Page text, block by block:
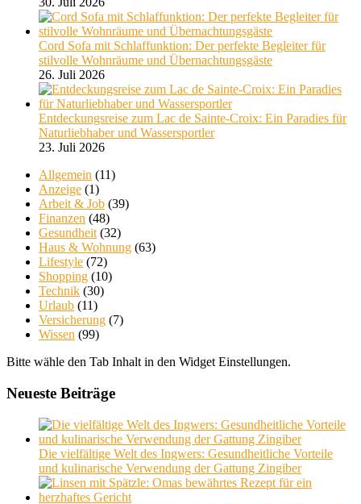
Cord Sofa mit Schlaffunktion: Der perfekte Begleiter für
stilvolle Wohnräume und Übernachtungsgäste
26. Juli 2026
Entdeckungsreise zum Lac de Sainte-Croix: Ein Paradies für
Naturliebhaber und Wassersportler
23. Juli 2026
Allgemein (11)
Anzeige (1)
Arbeit & Job (39)
Finanzen (48)
Gesundheit (32)
Haus & Wohnung (63)
Lifestyle (72)
Shopping (10)
Technik (30)
Urlaub (11)
Versicherung (7)
Wissen (99)
Bitte wähle den Tab Inhalt in den Widget Einstellungen.
Neueste Beiträge
Die vielfältige Welt des Ingwers: Gesundheitliche Vorteile
und kulinarische Verwendung der Gattung Zingiber